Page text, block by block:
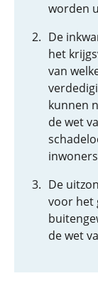
worden
De
het
van
kunnen
de wet
De
voor het
de wet